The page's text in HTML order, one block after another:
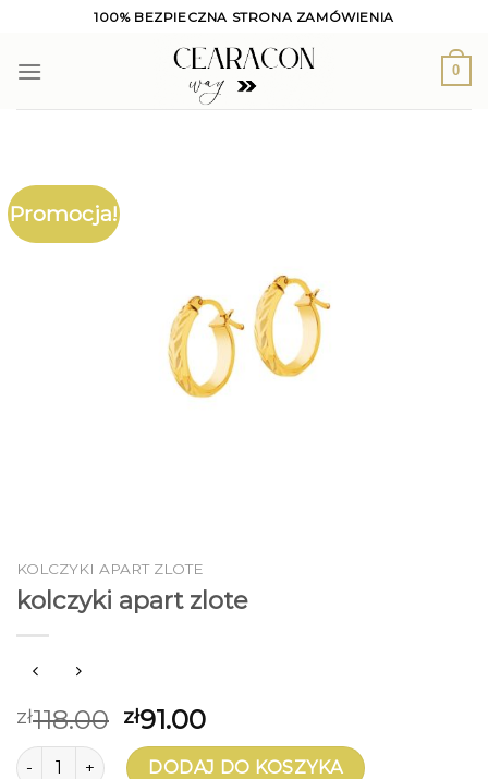
content
100% BEZPIECZNA STRONA ZAMÓWIENIA
0
Promocja!
KOLCZYKI APART ZLOTE
kolczyki apart zlote
zł118.00 zł91.00
ilość kolczyki apart zloteDODAJ DO KOSZYKA